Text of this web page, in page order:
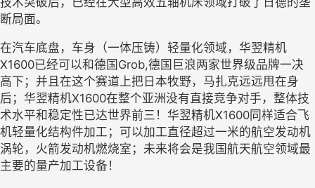
断局面。
在汽车底盘，车身（一体压铸）轻量化领域，华翌精机
X1600已经可以和德国 Grob,德国巨浪两家世界级品牌一决
高下；并且在这个赛道上把日本牧野，马扎克远远甩在身
后；华翌精机X1600在整个亚洲没有直接竞争对手，整体技
术水平和稳定性已达世界前三！华翌精机X1600同样适合飞
机轻量化结构件加工；可以加工直径超过一米的航空发动机
涡轮，火箭发动机燃烧室；未来将会是我国航天航空领域最
主要的量产加工设备！